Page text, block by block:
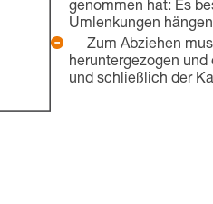
genommen hat: Es
Umlenkungen
Zum Abziehen
heruntergezogen
und schließlich der